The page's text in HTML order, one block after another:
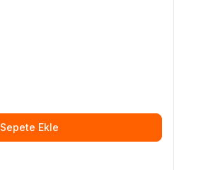
Sepete Ekle